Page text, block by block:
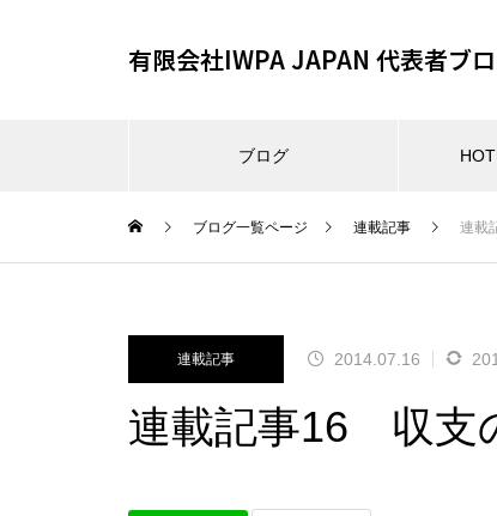
有限会社IWPA JAPAN 代表者ブ
ブログ
ブログ一覧ページ 連載記事 連載
連載記事 2014.07.16
連載記事16 収支